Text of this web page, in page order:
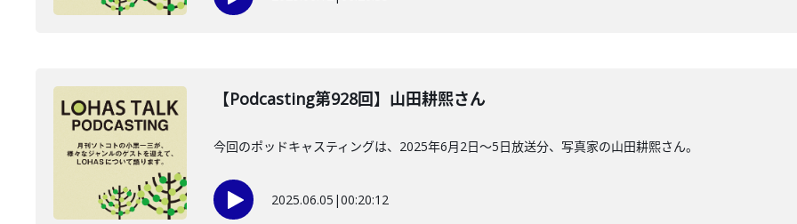
【Podcasting第928回】山田耕熙さん
今回のポッドキャスティングは、2025年6月2日〜5日放送分、写真家の山田耕熙さん。
2025.06.05 |00:20:12